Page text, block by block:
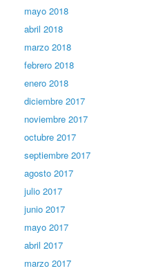
mayo 2018
abril 2018
marzo 2018
febrero 2018
enero 2018
diciembre 2017
noviembre 2017
octubre 2017
septiembre 2017
agosto 2017
julio 2017
junio 2017
mayo 2017
abril 2017
marzo 2017